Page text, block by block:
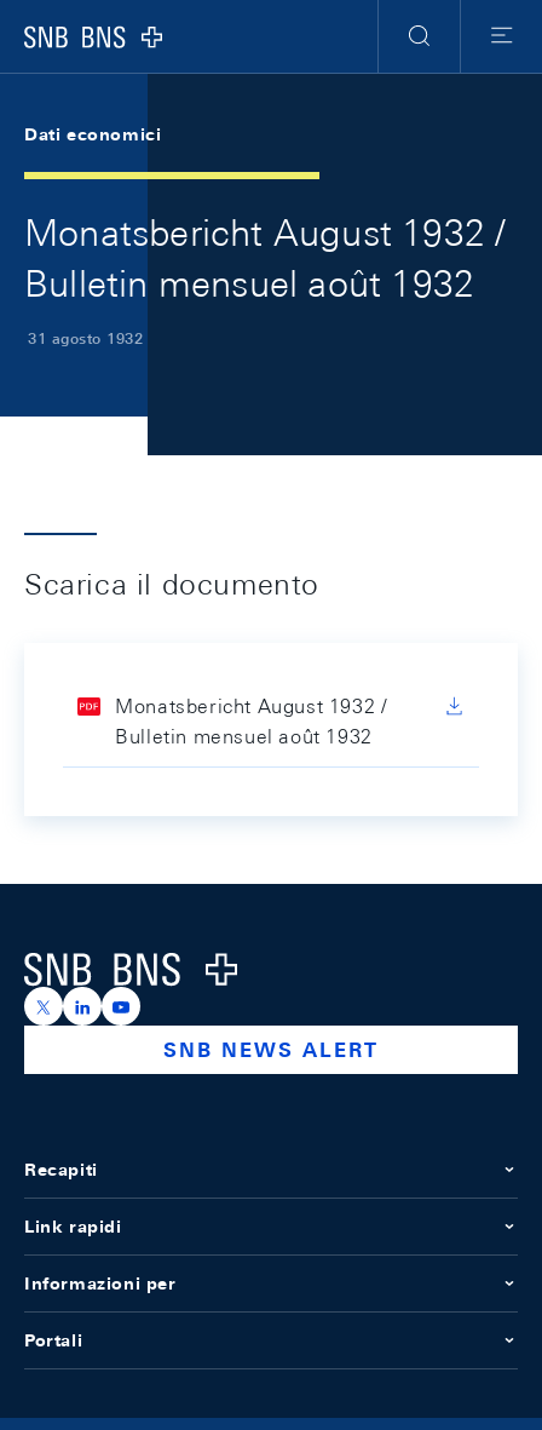
Logo
Ricerca
Menu
Dati economici
Monatsbericht August 1932 /
Bulletin mensuel août 1932
31 agosto 1932
Scarica il documento
Monatsbericht August 1932 /
Bulletin mensuel août 1932
Logo
https://x.com/snb_bns
https://ch.linkedin.com/company/swiss-national-
https://www.youtube.com/@swissnationalbank
SNB NEWS ALERT
Recapiti
Link rapidi
Informazioni per
Portali